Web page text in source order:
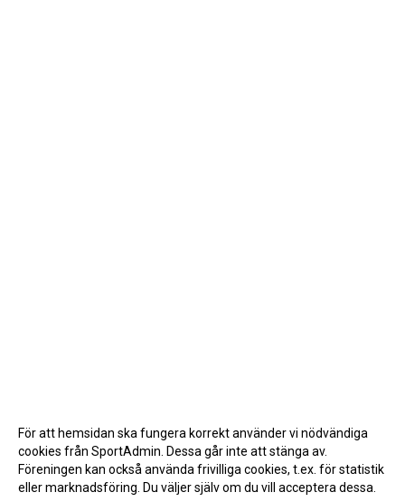
För att hemsidan ska fungera korrekt använder vi nödvändiga
cookies från SportAdmin. Dessa går inte att stänga av.
Föreningen kan också använda frivilliga cookies, t.ex. för statistik
eller marknadsföring. Du väljer själv om du vill acceptera dessa.